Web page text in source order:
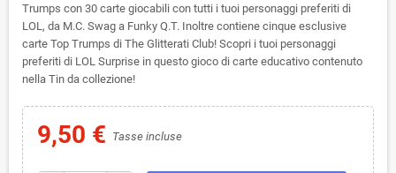
Trumps con 30 carte giocabili con tutti i tuoi personaggi preferiti di
LOL, da M.C. Swag a Funky Q.T. Inoltre contiene cinque esclusive
carte Top Trumps di The Glitterati Club! Scopri i tuoi personaggi
preferiti di LOL Surprise in questo gioco di carte educativo contenuto
nella Tin da collezione!
9,50 € Tasse incluse